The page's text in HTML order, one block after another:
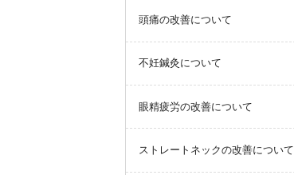
頭痛の改善について
不妊鍼灸について
眼精疲労の改善について
ストレートネックの改善について